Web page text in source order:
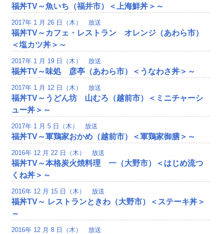
福丼TV～魚いち（福井市）＜上海鮮丼＞～
2017年 1 月 26 日（木） 放送
福丼TV～カフェ・レストラン オレンジ（あわら市）
＜塩カツ丼＞～
2017年 1 月 19 日（木） 放送
福丼TV～味処 彦亭（あわら市）＜うなわさ丼＞～
2017年 1 月 12 日（木） 放送
福丼TV～うどん坊 山むろ（越前市）＜ミニチャーシ
ュー丼＞～
2017年 1 月 5 日（木） 放送
福丼TV～軍鶏家おかめ（越前市）＜軍鶏家御膳＞～
2016年 12 月 22 日（木） 放送
福丼TV～本格炭火焼料理 一（大野市）＜はじめ流つ
くね丼＞～
2016年 12 月 15 日（木） 放送
福丼TV～ レストランときわ（大野市）＜ステーキ丼＞
～
2016年 12 月 8 日（木） 放送